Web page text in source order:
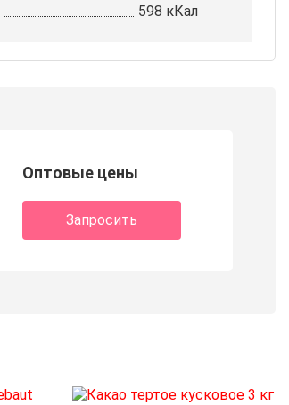
598 кКал
Оптовые цены
Запросить